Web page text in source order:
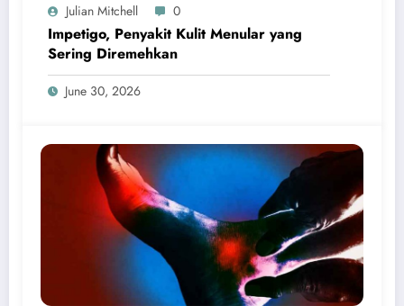
Julian Mitchell 0
Impetigo, Penyakit Kulit Menular yang
Sering Diremehkan
June 30, 2026